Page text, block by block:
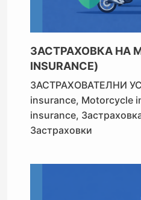
ЗАСТРАХОВКА НА
INSURANCE)
ЗАСТРАХОВАТЕЛНИ
insurance, Motorcycle
insurance,
Застраховки